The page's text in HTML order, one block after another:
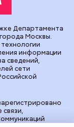
Департамента
Москвы.
информации
сведений,
сети